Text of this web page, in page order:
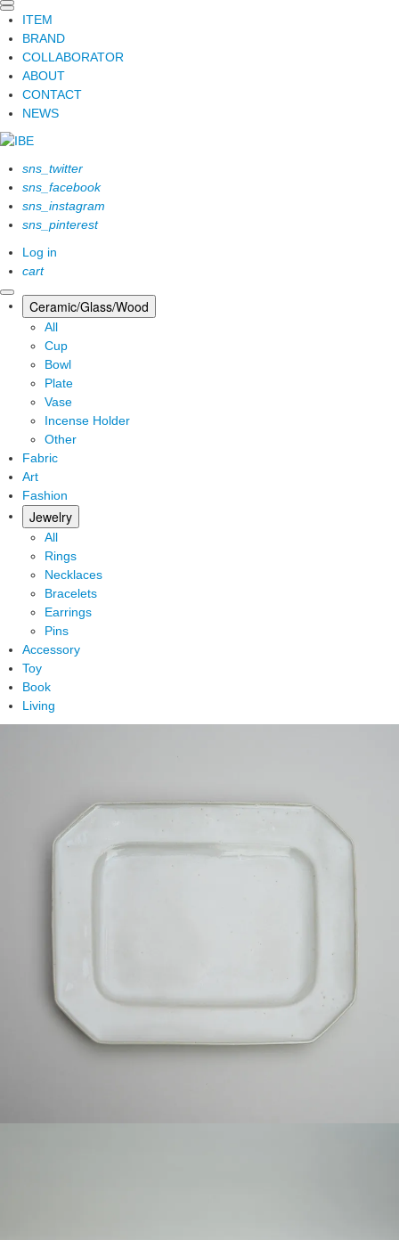
ITEM
BRAND
COLLABORATOR
ABOUT
CONTACT
NEWS
sns_twitter
sns_facebook
sns_instagram
sns_pinterest
Log in
cart
Ceramic/Glass/Wood
All
Cup
Bowl
Plate
Vase
Incense Holder
Other
Fabric
Art
Fashion
Jewelry
All
Rings
Necklaces
Bracelets
Earrings
Pins
Accessory
Toy
Book
Living